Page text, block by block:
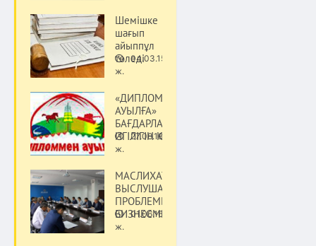
Шемішке
шағып
айыппұл
төледі04.03.15
ж.
«ДИПЛОММЕН
АУЫЛҒА»
БАҒДАРЛАМАСЫНЫҢ
ИГІЛІГІН КӨРДІ
27.08.18
ж.
МАСЛИХАТ
ВЫСЛУШАЛ
ПРОБЛЕМЫ
БИЗНЕСМЕНОВ
01.06.16
ж.